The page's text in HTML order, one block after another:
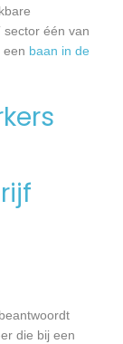
één van
een baan in de
die bij een